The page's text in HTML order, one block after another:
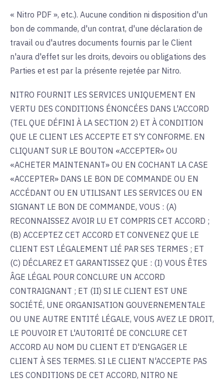
« Nitro PDF », etc.). Aucune condition ni disposition d'un
bon de commande, d'un contrat, d'une déclaration de
travail ou d'autres documents fournis par le Client
n'aura d'effet sur les droits, devoirs ou obligations des
Parties et est par la présente rejetée par Nitro.
NITRO FOURNIT LES SERVICES UNIQUEMENT EN
VERTU DES CONDITIONS ÉNONCÉES DANS L'ACCORD
(TEL QUE DÉFINI À LA SECTION 2) ET À CONDITION
QUE LE CLIENT LES ACCEPTE ET S'Y CONFORME. EN
CLIQUANT SUR LE BOUTON «ACCEPTER» OU
«ACHETER MAINTENANT» OU EN COCHANT LA CASE
«ACCEPTER» DANS LE BON DE COMMANDE OU EN
ACCÉDANT OU EN UTILISANT LES SERVICES OU EN
SIGNANT LE BON DE COMMANDE, VOUS : (A)
RECONNAISSEZ AVOIR LU ET COMPRIS CET ACCORD ;
(B) ACCEPTEZ CET ACCORD ET CONVENEZ QUE LE
CLIENT EST LÉGALEMENT LIÉ PAR SES TERMES ; ET
(C) DÉCLAREZ ET GARANTISSEZ QUE : (I) VOUS ÊTES
ÂGE LÉGAL POUR CONCLURE UN ACCORD
CONTRAIGNANT ; ET (II) SI LE CLIENT EST UNE
SOCIÉTÉ, UNE ORGANISATION GOUVERNEMENTALE
OU UNE AUTRE ENTITÉ LÉGALE, VOUS AVEZ LE DROIT,
LE POUVOIR ET L'AUTORITÉ DE CONCLURE CET
ACCORD AU NOM DU CLIENT ET D'ENGAGER LE
CLIENT À SES TERMES. SI LE CLIENT N'ACCEPTE PAS
LES CONDITIONS DE CET ACCORD, NITRO NE